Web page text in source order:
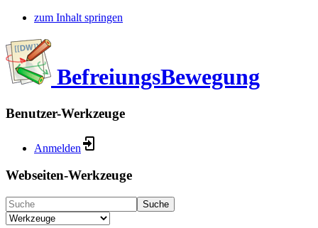
zum Inhalt springen
BefreiungsBewegung
Benutzer-Werkzeuge
Anmelden
Webseiten-Werkzeuge
Suche